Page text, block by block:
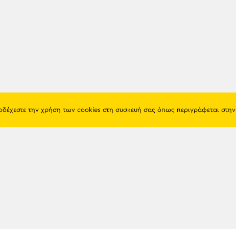
την χρήση των cookies στη συσκευή σας όπως περιγράφεται στην